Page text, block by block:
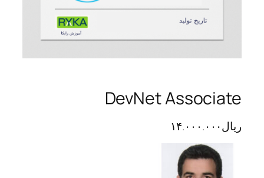
DevNet Associate
ریال۱۴.۰۰۰.۰۰۰